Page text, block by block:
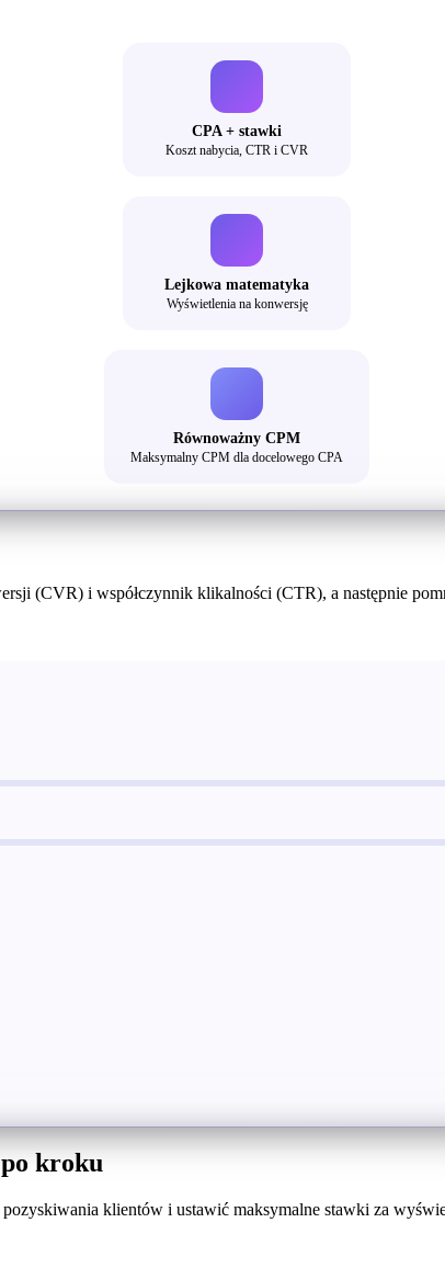
CPA + stawki
Koszt nabycia, CTR i CVR
Lejkowa matematyka
Wyświetlenia na konwersję
Równoważny CPM
Maksymalny CPM dla docelowego CPA
(CVR) i współczynnik klikalności (CTR), a następnie
kroku
klientów i ustawić maksymalne stawki za